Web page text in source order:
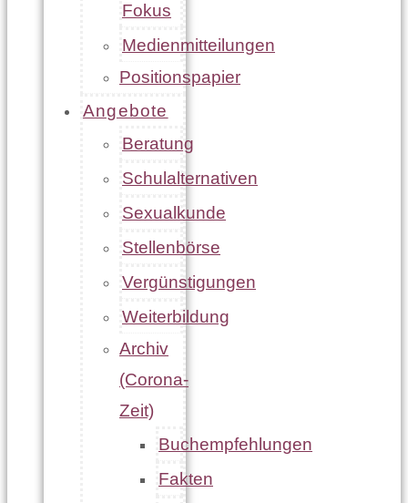
Fokus
Medienmitteilungen
Positionspapier
Angebote
Beratung
Schulalternativen
Sexualkunde
Stellenbörse
Vergünstigungen
Weiterbildung
Archiv
(Corona-
Zeit)
Buchempfehlungen
Fakten